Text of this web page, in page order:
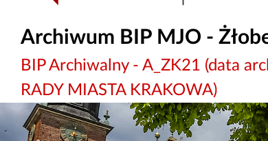
Archiwum BIP MJO -
BIP Archiwalny - A_ZK21 (data
RADY MIASTA KRAKOWA)